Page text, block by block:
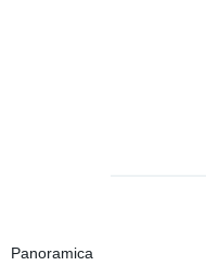
Panoramica